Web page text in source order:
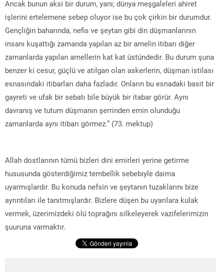
Ancak bunun aksi bir durum, yani; dünya meşgaleleri ahiret
işlerini ertelemene sebep oluyor ise bu çok çirkin bir durumdur.
Gençliğin baharında, nefis ve şeytan gibi din düşmanlarının
insanı kuşattığı zamanda yapılan az bir amelin itibarı diğer
zamanlarda yapılan amellerin kat kat üstündedir. Bu durum şuna
benzer ki cesur, güçlü ve atılgan olan askerlerin, düşman istilası
esnasındaki itibarları daha fazladır. Onların bu esnadaki basit bir
gayreti ve ufak bir sebatı bile büyük bir itabar görür. Aynı
davranış ve tutum düşmanın şerrinden emin olunduğu
zamanlarda aynı itibarı görmez.” (73. mektup)
Allah dostlarının tümü bizleri dini emirleri yerine getirme
hususunda gösterdiğimiz tembellik sebebiyle daima
uyarmışlardır. Bu konuda nefsin ve şeytanın tuzaklarını bize
ayrıntıları ile tanıtmışlardır. Bizlere düşen bu uyarılara kulak
vermek, üzerimizdeki ölü toprağını silkeleyerek vazifelerimizin
şuuruna varmaktır.